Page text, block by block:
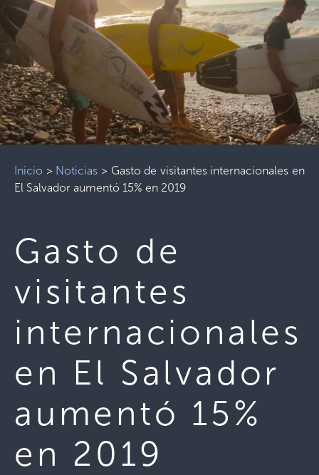
Inicio > Noticias > Gasto de visitantes internacionales en
El Salvador aumentó 15% en 2019
Gasto de
visitantes
internacionales
en El Salvador
aumentó 15%
en 2019